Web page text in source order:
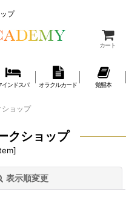
プ
カート
インドスパ オラクルカード 覚醒本
ショップ
クショップ
]
表示順変更